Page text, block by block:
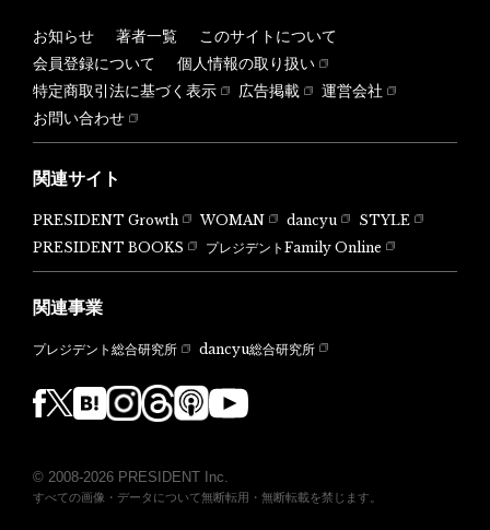
お知らせ 著者一覧
このサイトについて
会員登録について
個人情報の取り扱い
特定商取引法に基づく表示
広告掲載
運営会社
お問い合わせ
関連サイト
PRESIDENT Growth WOMAN dancyu
STYLE
PRESIDENT BOOKS
プレジデントFamily Online
関連事業
プレジデント総合研究所 dancyu総合研究所
© 2008-2026 PRESIDENT Inc.
すべての画像・データについて無断転用・無断転載を禁じます。